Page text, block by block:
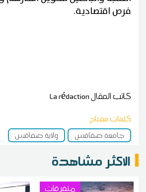
فرص اقتصادية.
كاتب المقالLa rédaction
كلمات مفتاح
جامعة صفاقس
ولاية صفاقس
الاكثر مشاهدة
متفرقات